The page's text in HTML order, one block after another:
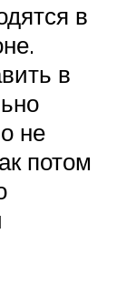
в
в
не
потом